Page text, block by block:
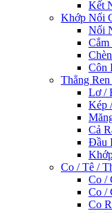
Kết
Khớp Nối
Nối
Cắm
Côn
Thẳng
Lơ /
Kép
Cả
Đầu
Co / Tê /
Co /
Co /
Co